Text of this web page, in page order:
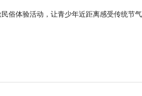
俗体验活动，让青少年近距离感受传统节